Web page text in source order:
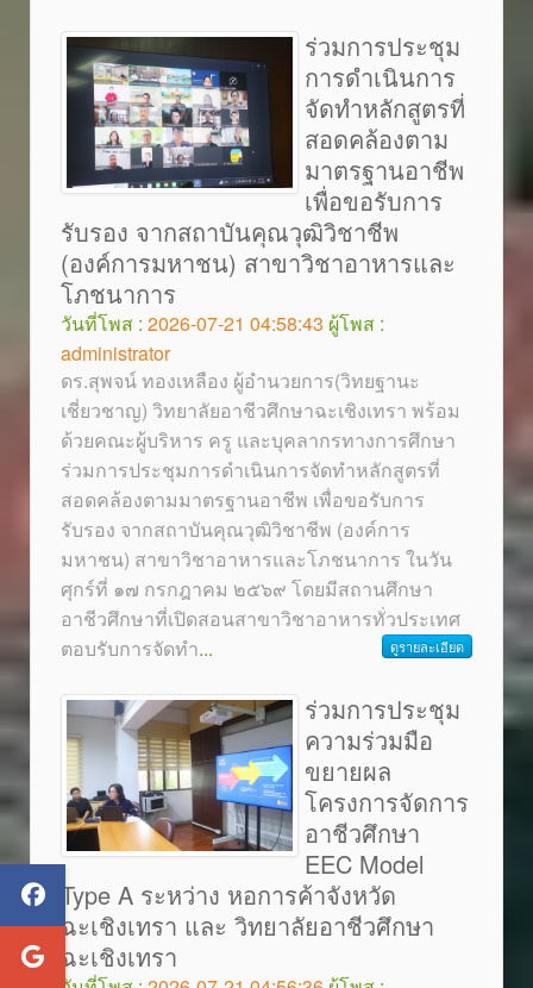
ร่วมการประชุม
การดำเนินการ
จัดทำหลักสูตรที่
สอดคล้องตาม
มาตรฐานอาชีพ
เพื่อขอรับการ
รับรอง จากสถาบันคุณวุฒิวิชาชีพ
(องค์การมหาชน) สาขาวิชาอาหารและ
โภชนาการ
วันที่โพส : 2026-07-21 04:58:43 ผู้โพส :
administrator
ดร.สุพจน์ ทองเหลือง ผู้อำนวยการ(วิทยฐานะ
เชี่ยวชาญ) วิทยาลัยอาชีวศึกษาฉะเชิงเทรา พร้อม
ด้วยคณะผู้บริหาร ครู และบุคลากรทางการศึกษา
ร่วมการประชุมการดำเนินการจัดทำหลักสูตรที่
สอดคล้องตามมาตรฐานอาชีพ เพื่อขอรับการ
รับรอง จากสถาบันคุณวุฒิวิชาชีพ (องค์การ
มหาชน) สาขาวิชาอาหารและโภชนาการ ในวัน
ศุกร์ที่ ๑๗ กรกฎาคม ๒๕๖๙ โดยมีสถานศึกษา
อาชีวศึกษาที่เปิดสอนสาขาวิชาอาหารทั่วประเทศ
ตอบรับการจัดทำ... ดูรายละเอียด
ร่วมการประชุม
ความร่วมมือ
ขยายผล
โครงการจัดการ
อาชีวศึกษา
EEC Model
Type A ระหว่าง หอการค้าจังหวัด
ฉะเชิงเทรา และ วิทยาลัยอาชีวศึกษา
ฉะเชิงเทรา